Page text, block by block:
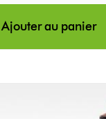
Ajouter au panier